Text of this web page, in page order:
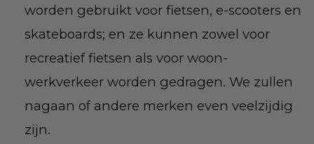
worden gebruikt voor fietsen, e-scooters en
skateboards; en ze kunnen zowel voor
recreatief fietsen als voor woon-
werkverkeer worden gedragen. We zullen
nagaan of andere merken even veelzijdig
zijn.